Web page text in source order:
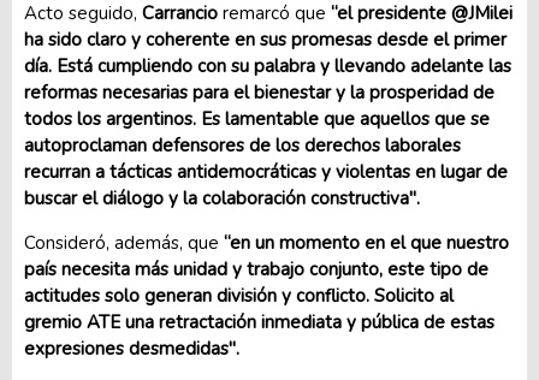
Acto seguido, Carrancio remarcó que “el presidente @JMilei
ha sido claro y coherente en sus promesas desde el primer
día. Está cumpliendo con su palabra y llevando adelante las
reformas necesarias para el bienestar y la prosperidad de
todos los argentinos. Es lamentable que aquellos que se
autoproclaman defensores de los derechos laborales
recurran a tácticas antidemocráticas y violentas en lugar de
buscar el diálogo y la colaboración constructiva".
Consideró, además, que “en un momento en el que nuestro
país necesita más unidad y trabajo conjunto, este tipo de
actitudes solo generan división y conflicto. Solicito al
gremio ATE una retractación inmediata y pública de estas
expresiones desmedidas".